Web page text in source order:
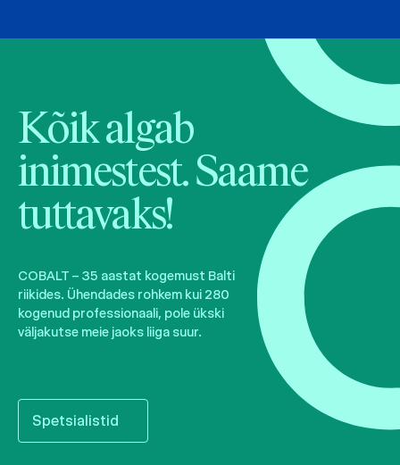
Kõik algab
inimestest. Saame
tuttavaks!
COBALT – 35 aastat kogemust Balti
riikides. Ühendades rohkem kui 280
kogenud professionaali, pole ükski
väljakutse meie jaoks liiga suur.
Spetsialistid